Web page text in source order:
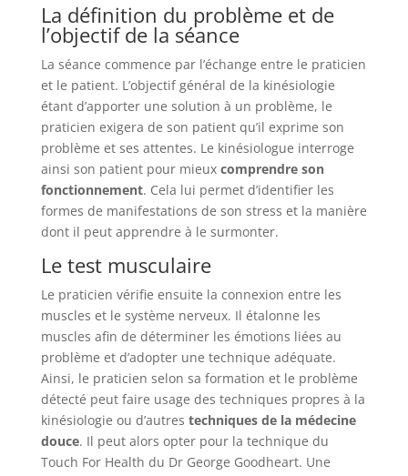
La définition du problème et de
l’objectif de la séance
La séance commence par l’échange entre le praticien
et le patient. L’objectif général de la kinésiologie
étant d’apporter une solution à un problème, le
praticien exigera de son patient qu’il exprime son
problème et ses attentes. Le kinésiologue interroge
ainsi son patient pour mieux comprendre son
fonctionnement. Cela lui permet d’identifier les
formes de manifestations de son stress et la manière
dont il peut apprendre à le surmonter.
Le test musculaire
Le praticien vérifie ensuite la connexion entre les
muscles et le système nerveux. Il étalonne les
muscles afin de déterminer les émotions liées au
problème et d’adopter une technique adéquate.
Ainsi, le praticien selon sa formation et le problème
détecté peut faire usage des techniques propres à la
kinésiologie ou d’autres techniques de la médecine
douce. Il peut alors opter pour la technique du
Touch For Health du Dr George Goodheart. Une